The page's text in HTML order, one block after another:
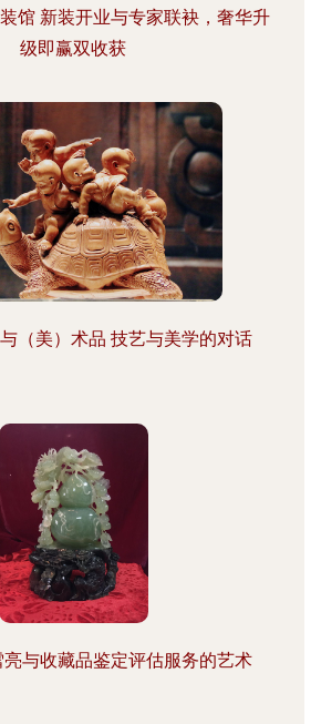
馆 新装开业与专家联袂，奢华升
级即赢双收获
（美）术品 技艺与美学的对话
与收藏品鉴定评估服务的艺术